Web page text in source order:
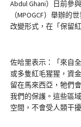
Abdul Ghani）日前參
（MPOGCF）舉辦
改變形式，在「保留
佐哈里表示：「來自
或多隻紅毛猩猩，資
留在馬來西亞，牠們
我們的保護。這些區
空間，不會受人類干擾